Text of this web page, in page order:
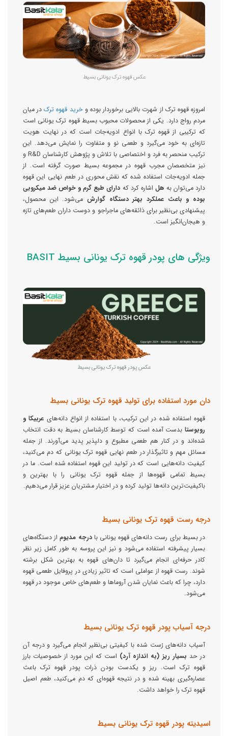
عکس قهوه ترک یونانی بسیط
امروزه قهوه ترک از شهرت بالایی برخوردار بوده وخرید قهوه ترکدر میان
مردم رواج دارد. یکی از محصولات محبوب بسیط قهوه ترک یونانی است
که ترکیبی از قهوه ترک با انواع ادویه‌جات است که در نهایت هویت
تازه‌ای به خود می‌گیرد و طعمی نو و متفاوت را نمایش می‌دهد. این
ترکیب منحصر به فرد و اختصاصی با تلاش و پژوهش کارشناسان R&D و
نیز متخصصان مجرب قهوه در مجموعه بسیط صورت گرفته است. از
جمله ادویه‌جات استفاده شده که نقش محوری در طعم نهایی این قهوه
دارد می‌توان به هل اشاره کرد که دارای طبع گرم و خواص ضد میکروبی
بوده و باعث عملکرد بهتر دستگاه گوارش می‌شود. این محصول،
پیشنهادی بی‌نظیر برای ذائقه‌های ماجراجو و دوست داران طعم‌های تازه
و هیجان‌انگیز است.
ویژگی های پودر قهوه ترک یونانی بسیط BASIT
عکس پودر قهوه ترک یونانی بسیط
دان مورد استفاده برای تولید قهوه ترک یونانی بسیط
قهوه استفاده شده در این ترکیب، با استفاده از انواع دانه‌های عربیکا و
روبوستا بدست آمده است که توسط کارشناسان بسیط به دقت انتخاب
شده‌اند و در کنار هم طعمی مطبوع و دلپذیر پدید می‌آورند. از جمله
مسائل مهم و تاثیرگذار در طعم نهایی قهوه ترک یونانی که دم می‌کنید،
کیفیت دانه‌هایی است که در تولید این قهوه استفاده شده است. ما در
بسیط تمامی قهوه‌ها از جمله قهوه ترک یونانی را با بهترین و
باکیفیت‌ترین دانه‌ها تولید کرده و در اختیار مشتریان عزیز قرار می‌دهیم.
درجه رست قهوه ترک یونانی بسیط
در بسیط برای رست دانه‌های قهوه یونانی بادرجه مدیوماز دستگاه‌های
بسیار پیشرفته استفاده می‌شود و نیز این پروسه به طور کامل زیر نظر
کادر حرفه‌ای انجام می‌گیرد تا دان‌های قهوه به بهترین شکل برشته
شوند. رست قهوه از عواملی است که تاثیر زیادی در پروفایل طعمی قهوه
دارد، چرا که باعث نمایان شدن آروماها و طعم‌های خاص موجود در قهوه
می‌شود.
درجه آسیاب پودر قهوه ترک یونانی بسیط
آسیاب دانه‌های رُست شده با کیفیتی بی‌نظیر انجام می‌گیرد و درجه آن
در حد بسیار ریز (به اندازه آرد) است که این مورد از خصوصیات بارز
قهوه ترک است. ریز و یکدست بودن ذرات پودر قهوه ترک باعث
عصاره‌گیری بهینه شده و در نتیجه قهوه‌ای که دم می‌کنید، طعم اصیل
قهوه ترک را خواهد داشت.
اسیدیته پودر قهوه ترک یونانی بسیط